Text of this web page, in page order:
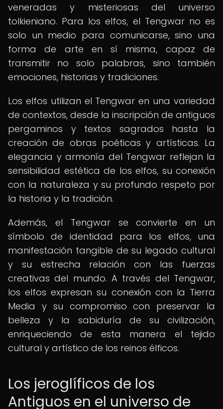
veneradas y misteriosas del universo
tolkieniano. Para los elfos, el Tengwar no es
solo un medio para comunicarse, sino una
forma de arte en sí misma, capaz de
transmitir no solo palabras, sino también
emociones, historias y tradiciones.
Los elfos utilizan el Tengwar en una variedad
de contextos, desde la inscripción de antiguos
pergaminos y textos sagrados hasta la
creación de obras poéticas y artísticas. La
elegancia y armonía del Tengwar reflejan la
sensibilidad estética de los elfos, su conexión
con la naturaleza y su profundo respeto por
la historia y la tradición.
Además, el Tengwar se convierte en un
símbolo de identidad para los elfos, una
manifestación tangible de su legado cultural
y su estrecha relación con las fuerzas
creativas del mundo. A través del Tengwar,
los elfos expresan su conexión con la Tierra
Media y su compromiso con preservar la
belleza y la sabiduría de su civilización,
enriqueciendo de esta manera el tejido
cultural y artístico de los reinos élficos.
Los jeroglíficos de los
Antiguos en el universo de